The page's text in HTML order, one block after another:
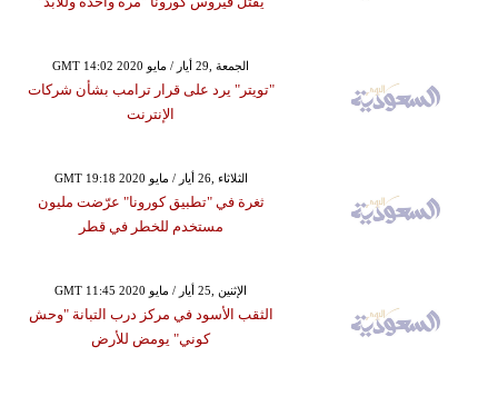
GMT 14:02 2020 الجمعة ,29 أيار / مايو
"تويتر" يرد على قرار ترامب بشأن شركات
الإنترنت
GMT 19:18 2020 الثلاثاء ,26 أيار / مايو
ثغرة في "تطبيق كورونا" عرّضت مليون
مستخدم للخطر في قطر
GMT 11:45 2020 الإثنين ,25 أيار / مايو
الثقب الأسود في مركز درب التبانة "وحش
كوني" يومض للأرض